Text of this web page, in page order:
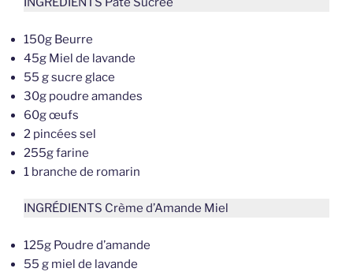
150g Beurre
45g Miel de lavande
55 g sucre glace
30g poudre amandes
60g œufs
2 pincées sel
255g farine
1 branche de romarin
INGRÉDIENTS Crème d’Amande Miel
125g Poudre d’amande
55 g miel de lavande